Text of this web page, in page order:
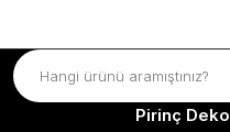
Pirinç